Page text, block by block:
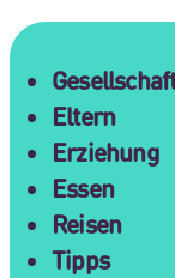
Eltern
Erziehung
Essen
Reisen
Tipps